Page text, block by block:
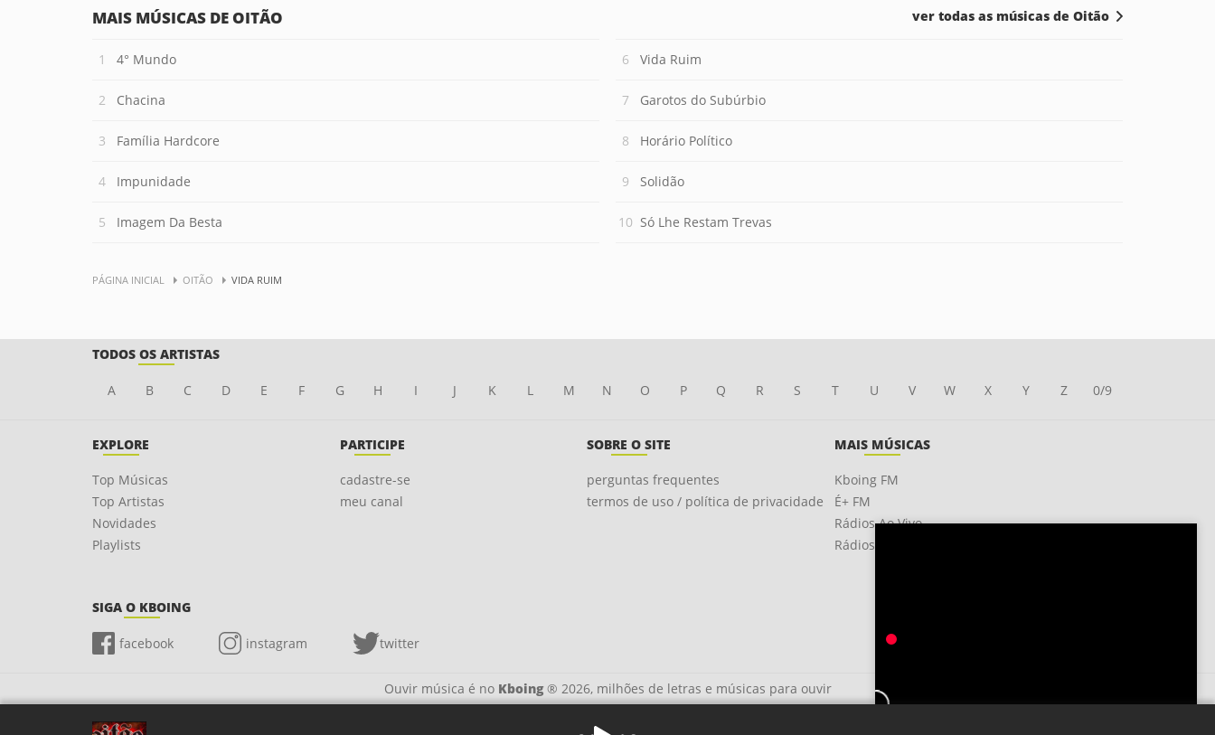
MAIS MÚSICAS DE OITÃO
4° Mundo
Chacina
Família Hardcore
Impunidade
Imagem Da Besta
Vida Ruim
Garotos do Subúrbio
Horário Político
Solidão
Só Lhe Restam Trevas
ver todas as músicas de Oitão
PÁGINA INICIAL OITÃO VIDA RUIM
TODOS OS ARTISTAS
A B C D E F G H I J K L M N O P Q R S T U V W X Y Z 0/9
EXPLORE
Top Músicas
Top Artistas
Novidades
Playlists
PARTICIPE
cadastre-se
meu canal
SOBRE O SITE
perguntas frequentes
termos de uso / política de privacidade
MAIS MÚSICAS
Kboing FM
É+ FM
Rádios Ao Vivo
Rádios OnLine
SIGA O KBOING
facebook instagram twitter
Ouvir música é no Kboing® 2026, milhões de letras e músicas para ouvir